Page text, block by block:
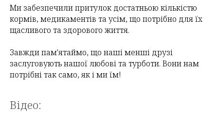
Ми забезпечили притулок достатньою кількістю
кормів, медикаментів та усім, що потрібно для їх
щасливого та здорового життя.
Завжди пам'ятаймо, що наші менші друзі
заслуговують нашої любові та турботи. Вони нам
потрібні так само, як і ми їм!
Відео: